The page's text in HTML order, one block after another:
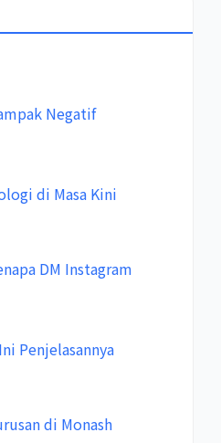
Negatif
di Masa Kini
DM Instagram
Penjelasannya
di Monash